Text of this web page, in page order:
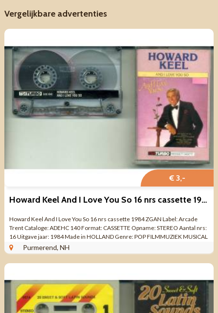
Vergelijkbare advertenties
€ 3,-
Howard Keel And I Love You So 16 nrs cassette 1984 ZGAN
Howard Keel And I Love You So 16 nrs cassette 1984 ZGAN Label: Arcade
Trent Cataloge: ADEHC 140 Format: CASSETTE Opname: STEREO Aantal nrs:
16 Uitgave jaar: 1984 Made in HOLLAND Genre: POP FILMMUZIEK MUSICAL
Kwaliteit: ZO GOED ...
Purmerend, NH